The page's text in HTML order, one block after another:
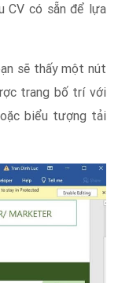
CV có sẵn để lựa
sẽ thấy một nút
trang bố trí với
biểu tượng tải